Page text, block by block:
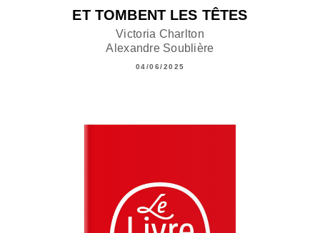
ET TOMBENT LES TÊTES
Victoria Charlton
Alexandre Soublière
04/06/2025